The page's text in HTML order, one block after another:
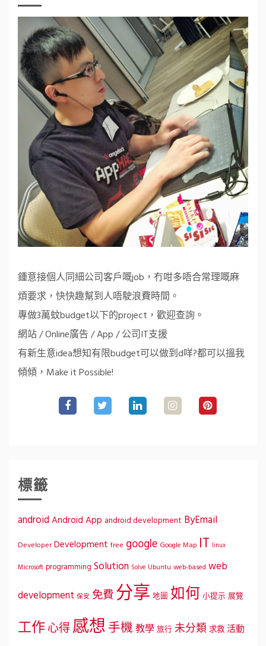
鍾意接個人同細公司客戶嘅job，冇咁多唔合常理嘅麻
煩要求，快快趣幫到人唔駛浪費時間。
專做3萬蚊budget以下的project，歡迎查詢。
網站 / Online廣告 / App / 公司IT支援
有新生意idea想知有限budget可以做到d咩?都可以搵我
傾傾，Make it Possible!
標籤
android Android App android development ByEmail
Developer Development free google Google Map IT linux
Microsoft programming Solution Solve Ubuntu web-based web
development 保安 免費分享 地圖 如何 小提示 展覽
工作心得感想手機教學 旅行 未分類求救活動